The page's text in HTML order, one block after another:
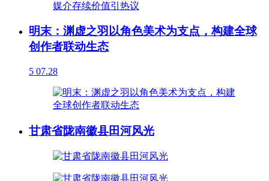
明末：渊虚之羽以角色美术为支点，构建全球
创作者联动生态
5 07.28
甘肃省陇南徽县田河风光